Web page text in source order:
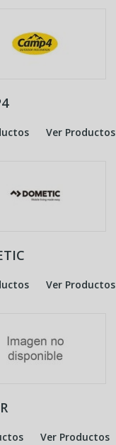
Ver Productos
Ver Productos
Ver Productos